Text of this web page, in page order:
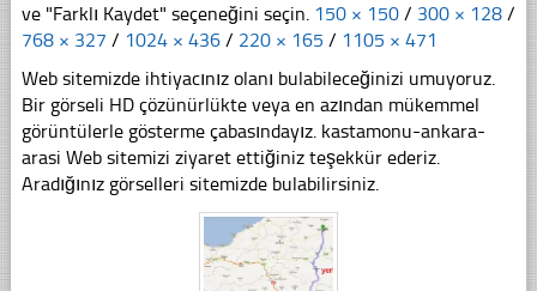
ve "Farklı Kaydet" seçeneğini seçin. 150 × 150 / 300 × 128 /
768 × 327 / 1024 × 436 / 220 × 165 / 1105 × 471
Web sitemizde ihtiyacınız olanı bulabileceğinizi umuyoruz.
Bir görseli HD çözünürlükte veya en azından mükemmel
görüntülerle gösterme çabasındayız. kastamonu-ankara-
arasi Web sitemizi ziyaret ettiğiniz teşekkür ederiz.
Aradığınız görselleri sitemizde bulabilirsiniz.